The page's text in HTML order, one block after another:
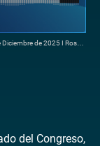
I Rospigliosi cumple la PNP
del Congreso,